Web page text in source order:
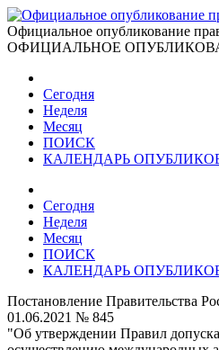
Официальное опубликование
ОФИЦИАЛЬНОЕ
Сегодня
Неделя
Месяц
ПОИСК
КАЛЕНДАРЬ
Сегодня
Неделя
Месяц
ПОИСК
КАЛЕНДАРЬ
Постановление Правительства
01.06.2021 № 845
"Об утверждении Правил